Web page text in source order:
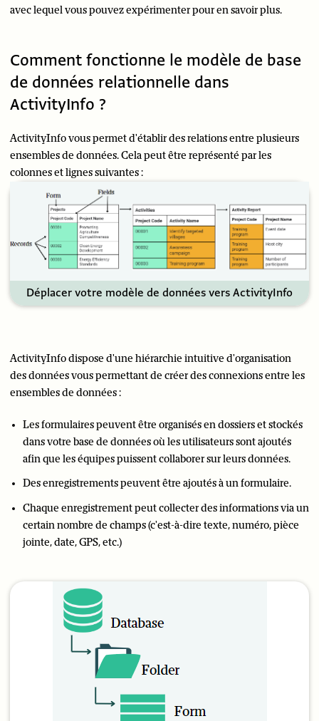
avec lequel vous pouvez expérimenter pour en savoir plus.
Comment fonctionne le modèle de base
de données relationnelle dans
ActivityInfo ?
ActivityInfo vous permet d'établir des relations entre plusieurs
ensembles de données. Cela peut être représenté par les
colonnes et lignes suivantes :
Déplacer votre modèle de données vers ActivityInfo
ActivityInfo dispose d'une hiérarchie intuitive d'organisation
des données vous permettant de créer des connexions entre les
ensembles de données :
Les formulaires peuvent être organisés en dossiers et stockés
dans votre base de données où les utilisateurs sont ajoutés
afin que les équipes puissent collaborer sur leurs données.
Des enregistrements peuvent être ajoutés à un formulaire.
Chaque enregistrement peut collecter des informations via un
certain nombre de champs (c'est-à-dire texte, numéro, pièce
jointe, date, GPS, etc.)